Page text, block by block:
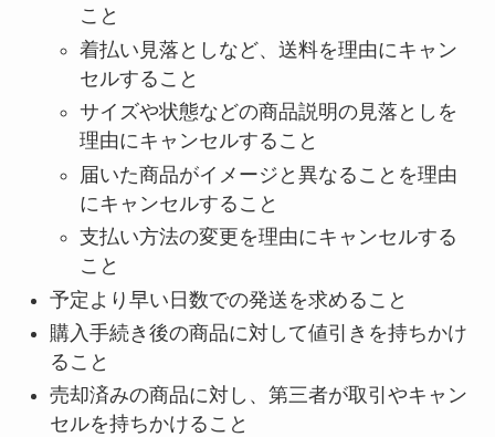
こと
着払い見落としなど、送料を理由にキャン
セルすること
サイズや状態などの商品説明の見落としを
理由にキャンセルすること
届いた商品がイメージと異なることを理由
にキャンセルすること
支払い方法の変更を理由にキャンセルする
こと
予定より早い日数での発送を求めること
購入手続き後の商品に対して値引きを持ちかけ
ること
売却済みの商品に対し、第三者が取引やキャン
セルを持ちかけること